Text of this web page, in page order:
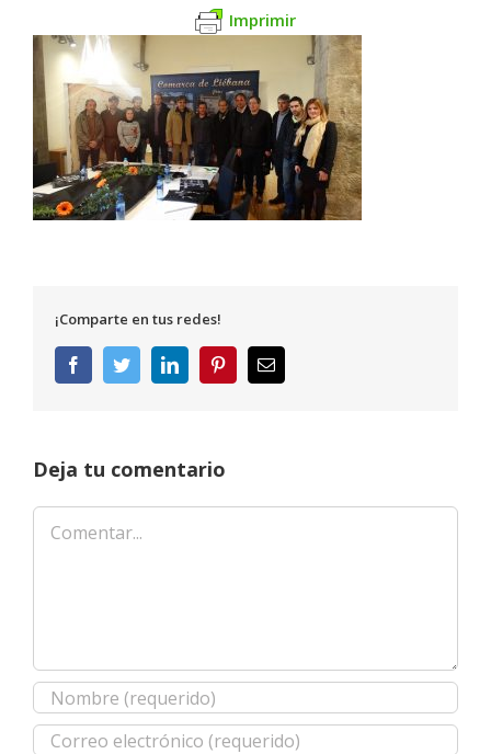
Imprimir
¡Comparte en tus redes!
FacebookTwitterLinkedInPinterestCorreo
electrónico
Deja tu comentario
Comentar